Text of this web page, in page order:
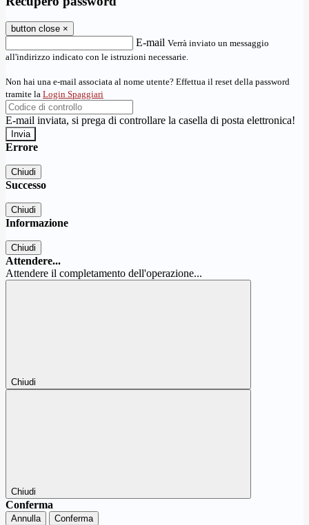
button close ×
E-mail Verrà inviato un messaggio
all'indirizzo indicato con le istruzioni necessarie.
Non hai una e-mail associata al nome utente? Effettua il reset della password
tramite la Login Spaggiari
E-mail inviata, si prega di controllare la casella di posta elettronica!
Errore
Chiudi
Successo
Chiudi
Informazione
Chiudi
Attendere...
Attendere il completamento dell'operazione...
Chiudi
Chiudi
Conferma
Annulla Conferma